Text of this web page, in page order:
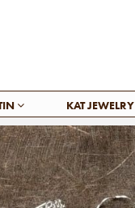
KAT JEWELRY